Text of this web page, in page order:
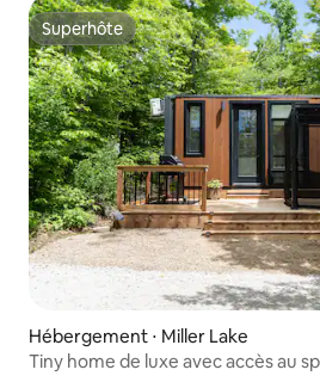
Superhôte
Superhôte
Hébergement ⋅ Miller Lake
Tiny home de luxe avec accès au